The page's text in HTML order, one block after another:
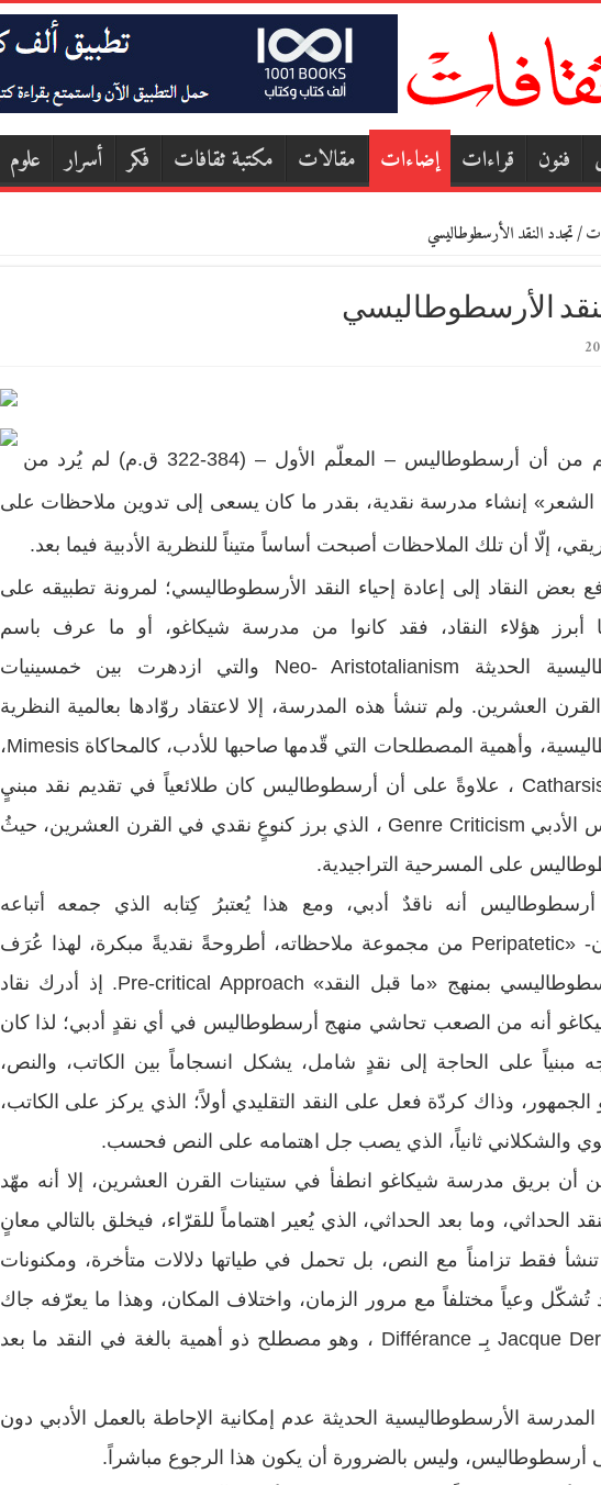
فنون قراءات إضاءات مقالات مكتبة ثقافات فكر أسرار علوم
/تجدد النقد الأرسطوطاليسي
الأرسطوطاليسي
على الرغم من أن أرسطوطاليس – المعلّم الأول – (384-322 ق.م) لم يُرد من
الشعر» إنشاء مدرسة نقدية، بقدر ما كان يسعى إلى تدوين ملاحظات على
إلّا أن تلك الملاحظات أصبحت أساساً متيناً للنظرية الأدبية فيما بعد.
بعض النقاد إلى إعادة إحياء النقد الأرسطوطاليسي؛ لمرونة تطبيقه على
أبرز هؤلاء النقاد، فقد كانوا من مدرسة شيكاغو، أو ما عرف باسم
الأرسطوطاليسية الحديثة Neo- Aristotalianism والتي ازدهرت بين خمسينيات
العشرين. ولم تنشأ هذه المدرسة، إلا لاعتقاد روّادها بعالمية النظرية
الأرسطوطاليسية، وأهمية المصطلحات التي قّدمها صاحبها للأدب، كالمحاكاة Mimesis،
والتطهير Catharsis ، علاوةً على أن أرسطوطاليس كان طلائعياً في تقديم نقد مبنيٍ
على الجنس الأدبي Genre Criticism ، الذي برز كنوعٍ نقدي في القرن العشرين، حيثُ
على المسرحية التراجيدية.
أنه ناقدٌ أدبي، ومع هذا يُعتبرُ كِتابه الذي جمعه أتباعه
«المشّاؤون- «Peripatetic من مجموعة ملاحظاته، أطروحةً نقديةً مبكرة، لهذا عُرَف
النقد الأرسطوطاليسي بمنهج «ما قبل النقد» Pre-critical Approach. إذ أدرك نقاد
أنه من الصعب تحاشي منهج أرسطوطاليس في أي نقدٍ أدبي؛ لذا كان
مبنياً على الحاجة إلى نقدٍ شامل، يشكل انسجاماً بين الكاتب، والنص،
الجمهور، وذاك كردّة فعل على النقد التقليدي أولاً؛ الذي يركز على الكاتب،
والشكلاني ثانياً، الذي يصب جل اهتمامه على النص فحسب.
أن بريق مدرسة شيكاغو انطفأ في ستينات القرن العشرين، إلا أنه مهّد
الحداثي، وما بعد الحداثي، الذي يُعير اهتماماً للقرّاء، فيخلق بالتالي معانٍ
تنشأ فقط تزامناً مع النص، بل تحمل في طياتها دلالات متأخرة، ومكنونات
تُشكّل وعياً مختلفاً مع مرور الزمان، واختلاف المكان، وهذا ما يعرّفه جاك
دريدا Jacque Derrida بِـ Différance ، وهو مصطلح ذو أهمية بالغة في النقد ما بعد
الأرسطوطاليسية الحديثة عدم إمكانية الإحاطة بالعمل الأدبي دون
أرسطوطاليس، وليس بالضرورة أن يكون هذا الرجوع مباشراً.